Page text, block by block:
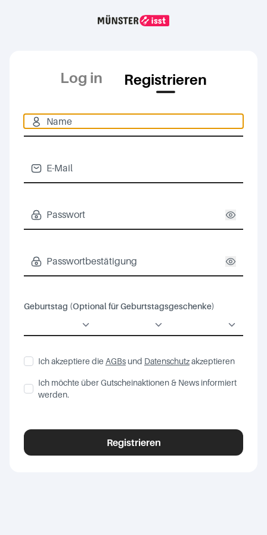
Log in Registrieren
Geburtstag (Optional für Geburtstagsgeschenke)
Ich akzeptiere die AGBs und Datenschutzakzeptieren
Ich möchte über Gutscheinaktionen & News informiert
werden.
Registrieren